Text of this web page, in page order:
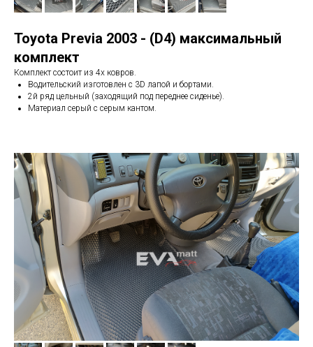
Toyota Previa 2003 - (D4) максимальный
комплект
Комплект состоит из 4х ковров.
Водительский изготовлен с 3D лапой и бортами.
2й ряд цельный (заходящий под переднее сиденье).
Материал серый с серым кантом.